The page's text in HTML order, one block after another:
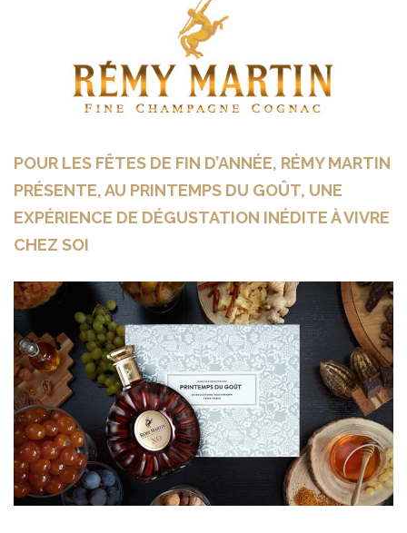
POUR LES FÊTES DE FIN D’ANNÉE, RÉMY MARTIN
PRÉSENTE, AU PRINTEMPS DU GOÛT, UNE
EXPÉRIENCE DE DÉGUSTATION INÉDITE À VIVRE
CHEZ SOI